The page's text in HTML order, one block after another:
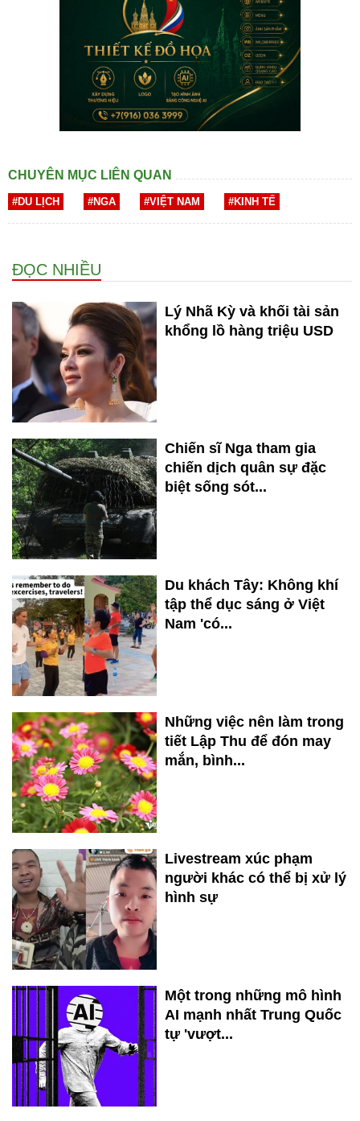
CHUYÊN MỤC LIÊN QUAN
#DU LỊCH #NGA #VIỆT NAM #KINH TẾ
ĐỌC NHIỀU
Lý Nhã Kỳ và khối tài sản
khổng lồ hàng triệu USD
Chiến sĩ Nga tham gia
chiến dịch quân sự đặc
biệt sống sót...
Du khách Tây: Không khí
tập thể dục sáng ở Việt
Nam 'có...
Những việc nên làm trong
tiết Lập Thu để đón may
mắn, bình...
Livestream xúc phạm
người khác có thể bị xử lý
hình sự
Một trong những mô hình
AI mạnh nhất Trung Quốc
tự 'vượt...